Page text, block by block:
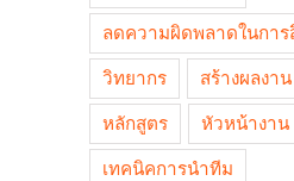
ลดความผิดพลาดในการ
วิทยากร สร้างผลงาน
หลักสูตร หัวหน้างาน
เทคนิคการนำทีม